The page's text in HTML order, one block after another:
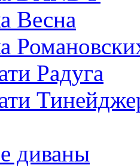
Весна
Радуга
диваны